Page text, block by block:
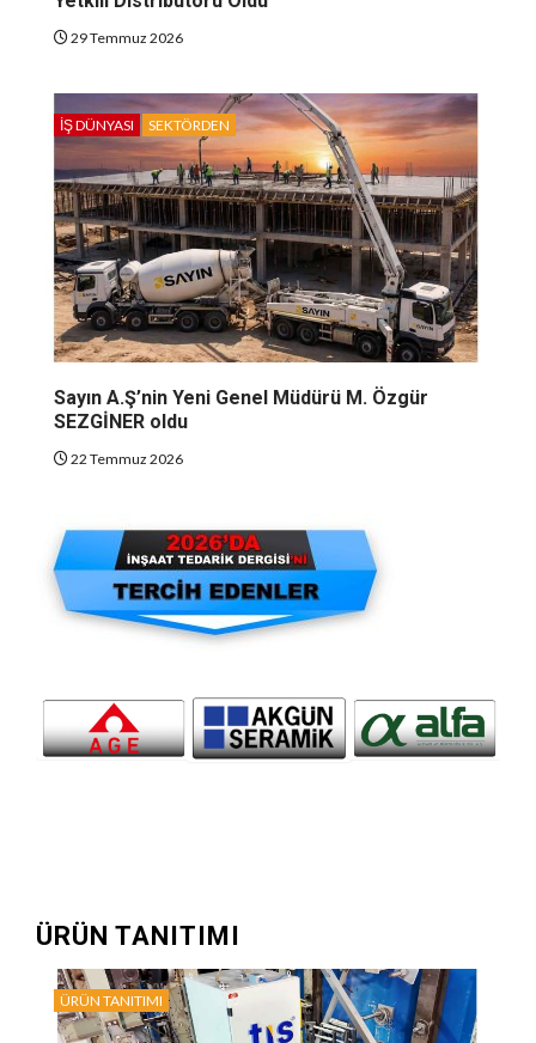
29 Temmuz 2026
İŞ DÜNYASI SEKTÖRDEN
Sayın A.Ş’nin Yeni Genel Müdürü M. Özgür
SEZGİNER oldu
22 Temmuz 2026
ÜRÜN TANITIMI
ÜRÜN TANITIMI